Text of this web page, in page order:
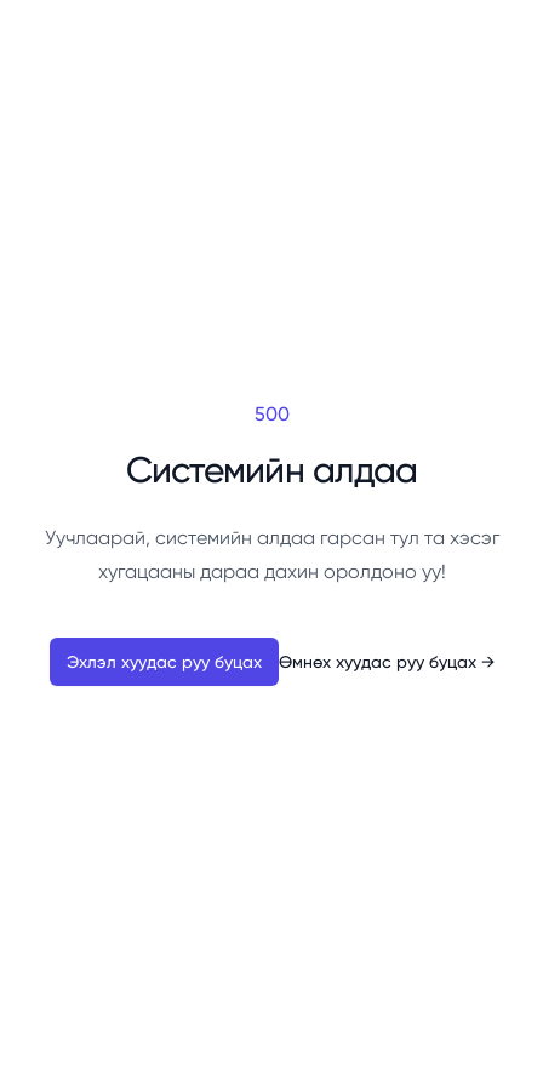
500
Системийн алдаа
Уучлаарай, системийн алдаа гарсан тул та хэсэг
хугацааны дараа дахин оролдоно уу!
Эхлэл хуудас руу буцах Өмнөх хуудас руу буцах →